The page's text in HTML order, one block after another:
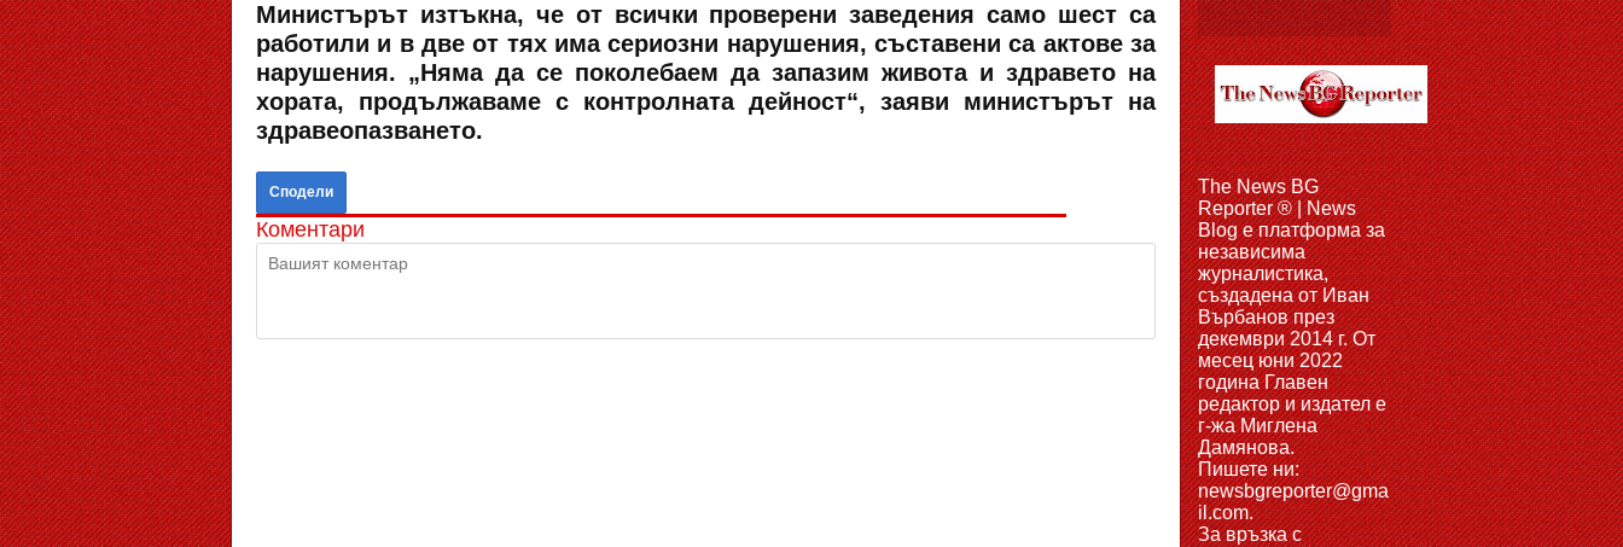
Министърът изтъкна, че от всички проверени заведения само шест са
работили и в две от тях има сериозни нарушения, съставени са актове за
нарушения. „Няма да се поколебаем да запазим живота и здравето на
хората, продължаваме с контролната дейност“, заяви министърът на
здравеопазването.
Сподели
Коментари
The News BG
Reporter ® | News
Blog e платформа за
независима
журналистика,
създадена от Иван
Върбанов през
декември 2014 г. От
месец юни 2022
година Главен
редактор и издател е
г-жа Миглена
Дамянова.
Пишете ни:
newsbgreporter@gma
il.com.
За връзка с